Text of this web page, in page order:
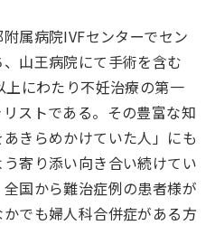
属病院IVFセンターでセン
山王病院にて手術を含む
にわたり不妊治療の第一
ストである。その豊富な知
きらめかけていた人」にも
寄り添い向き合い続けてい
国から難治症例の患者様が
でも婦人科合併症がある方